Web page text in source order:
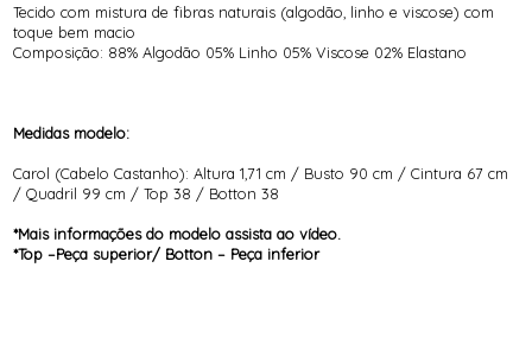
Tecido com mistura de fibras naturais (algodão, linho e viscose) com
toque bem macio
Composição: 88% Algodão 05% Linho 05% Viscose 02% Elastano
Medidas modelo:
Carol (Cabelo Castanho): Altura 1,71 cm / Busto 90 cm / Cintura 67 cm
/ Quadril 99 cm / Top 38 / Botton 38
*Mais informações do modelo assista ao vídeo.
*Top –Peça superior/ Botton – Peça inferior